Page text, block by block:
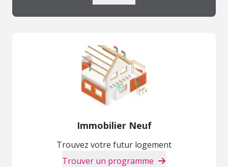
Immobilier Neuf
Trouvez votre futur logement
Trouver un programme